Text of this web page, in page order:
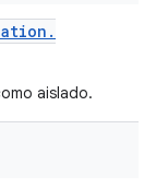
.
aislado.